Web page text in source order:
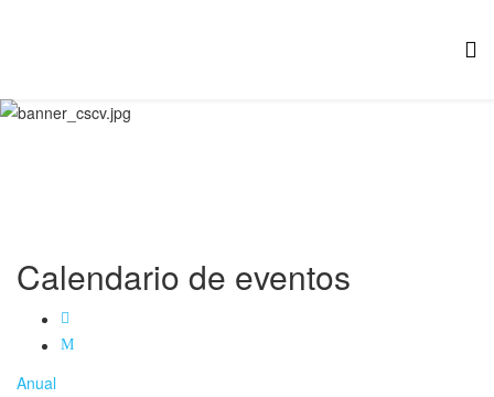
Calendario de eventos
Anual